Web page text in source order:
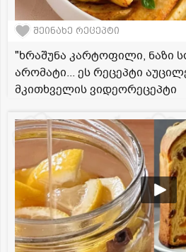
შეინახე რეცეპტი
"ხრაშუნა კარტოფილი, ნაზი
არომატი... ეს რეცეპტი
მკითხველის ვიდეორეცეპტი